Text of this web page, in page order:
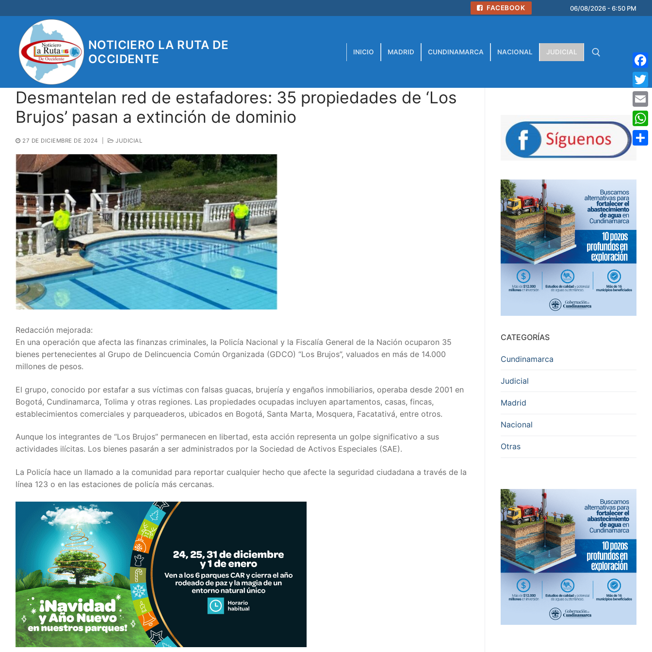
al
contenido
FACEBOOK 06/08/2026 - 6:50 PM
NOTICIERO LA RUTA DE
OCCIDENTE
INICIO MADRID CUNDINAMARCA NACIONAL JUDICIAL
Desmantelan red de estafadores: 35 propiedades de ‘Los
Brujos’ pasan a extinción de dominio
27 DE DICIEMBRE DE 2024 JUDICIAL
Redacción mejorada:
En una operación que afecta las finanzas criminales, la Policía Nacional y la Fiscalía General de la Nación ocuparon 35
bienes pertenecientes al Grupo de Delincuencia Común Organizada (GDCO) “Los Brujos”, valuados en más de 14.000
millones de pesos.
El grupo, conocido por estafar a sus víctimas con falsas guacas, brujería y engaños inmobiliarios, operaba desde 2001 en
Bogotá, Cundinamarca, Tolima y otras regiones. Las propiedades ocupadas incluyen apartamentos, casas, fincas,
establecimientos comerciales y parqueaderos, ubicados en Bogotá, Santa Marta, Mosquera, Facatativá, entre otros.
Aunque los integrantes de “Los Brujos” permanecen en libertad, esta acción representa un golpe significativo a sus
actividades ilícitas. Los bienes pasarán a ser administrados por la Sociedad de Activos Especiales (SAE).
La Policía hace un llamado a la comunidad para reportar cualquier hecho que afecte la seguridad ciudadana a través de la
línea 123 o en las estaciones de policía más cercanas.
CATEGORÍAS
Cundinamarca
Judicial
Madrid
Nacional
Otras
Email